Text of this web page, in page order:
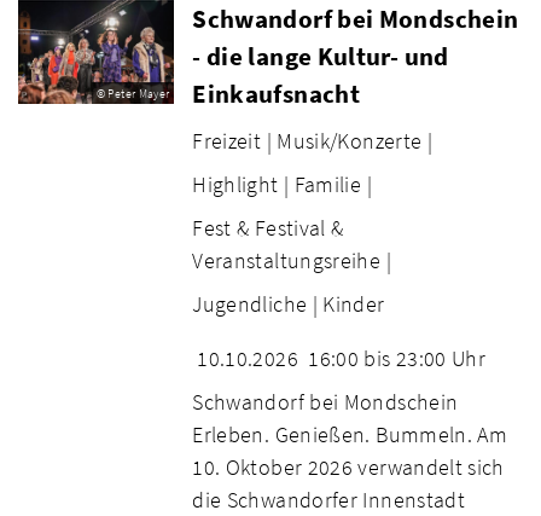
© Peter Mayer
Schwandorf bei Mondschein
- die lange Kultur- und
Einkaufsnacht
Freizeit | Musik/Konzerte |
Highlight | Familie |
Fest & Festival &
Veranstaltungsreihe |
Jugendliche | Kinder
10.10.2026 16:00 bis 23:00 Uhr
Schwandorf bei Mondschein
Erleben. Genießen. Bummeln. Am
10. Oktober 2026 verwandelt sich
die Schwandorfer Innenstadt